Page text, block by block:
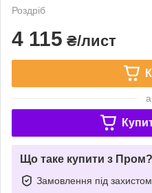
Роздріб
4 115 ₴/лист
Що таке купити з Пром?
Замовлення під захистом